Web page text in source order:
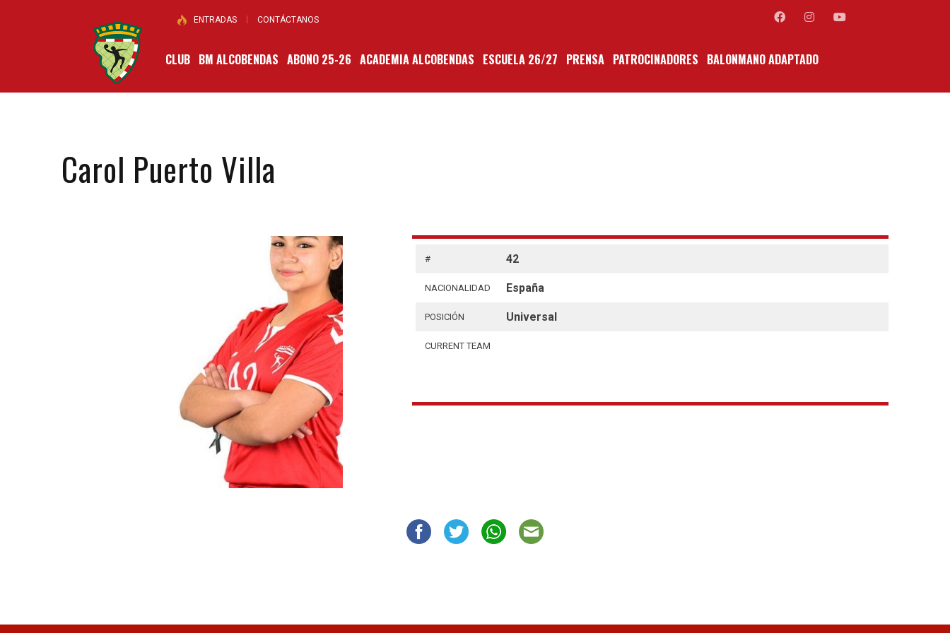
ENTRADAS CONTÁCTANOS
CLUB BM ALCOBENDAS ABONO 25-26 ACADEMIA ALCOBENDAS ESCUELA 26/27 PRENSA PATROCINADORES BALONMANO ADAPTADO
Carol Puerto Villa
# 42
NACIONALIDAD España
POSICIÓN Universal
CURRENT TEAM